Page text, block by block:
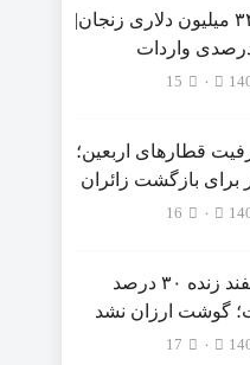
صادرات ۳۴۸ میلیون دلاری زنجان|
15
قطارهای اربعین؛
برای بازگشت زائران
16
قیمت گوسفند زنده ۳۰ درصد
گوشت ارزان نشد
17